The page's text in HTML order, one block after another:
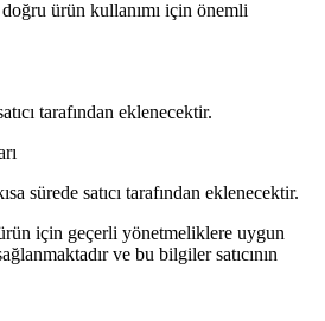
ürün kullanımı için önemli
tarafından eklenecektir.
sürede satıcı tarafından eklenecektir.
için geçerli yönetmeliklere uygun
ve bu bilgiler satıcının